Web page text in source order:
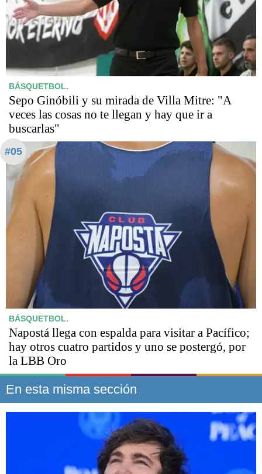
BÁSQUETBOL.
Sepo Ginóbili y su mirada de Villa Mitre: "A
veces las cosas no te llegan y hay que ir a
buscarlas"
#05
BÁSQUETBOL.
Napostá llega con espalda para visitar a Pacífico;
hay otros cuatro partidos y uno se postergó, por
la LBB Oro
En esta misma sección